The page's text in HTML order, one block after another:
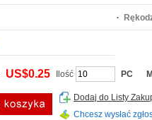
US$0.25 Ilość PC
Dodaj do Listy
Chcesz wysłać